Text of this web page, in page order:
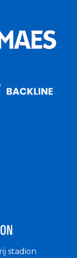
stadion